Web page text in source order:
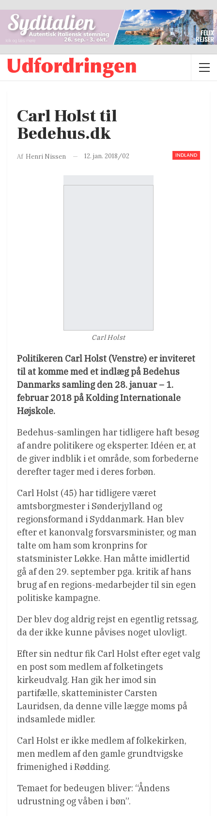
Carl Holst til
Bedehus.dk
INDLAND
Af Henri Nissen 12. jan. 2018/02
Carl Holst
Politikeren Carl Holst (Venstre) er inviteret
til at komme med et indlæg på Bedehus
Danmarks samling den 28. januar – 1.
februar 2018 på Kolding Internationale
Højskole.
Bedehus-samlingen har tidligere haft besøg
af andre politikere og eksperter. Idéen er, at
de giver indblik i et område, som forbederne
derefter tager med i deres forbøn.
Carl Holst (45) har tidligere været
amtsborgmester i Sønderjylland og
regionsformand i Syddanmark. Han blev
efter et kanonvalg forsvarsminister, og man
talte om ham som kronprins for
statsminister Løkke. Han måtte imidlertid
gå af den 29. september pga. kritik af hans
brug af en regions-medarbejder til sin egen
politiske kampagne.
Der blev dog aldrig rejst en egentlig retssag,
da der ikke kunne påvises noget ulovligt.
Efter sin nedtur fik Carl Holst efter eget valg
en post som medlem af folketingets
kirkeudvalg. Han gik her imod sin
partifælle, skatteminister Carsten
Lauridsen, da denne ville lægge moms på
indsamlede midler.
Carl Holst er ikke medlem af folkekirken,
men medlem af den gamle grundtvigske
frimenighed i Rødding.
Temaet for bedeugen bliver: “Åndens
udrustning og våben i bøn”.